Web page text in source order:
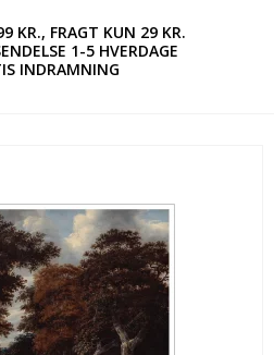
KR., FRAGT KUN 29 KR.
1-5 HVERDAGE
INDRAMNING